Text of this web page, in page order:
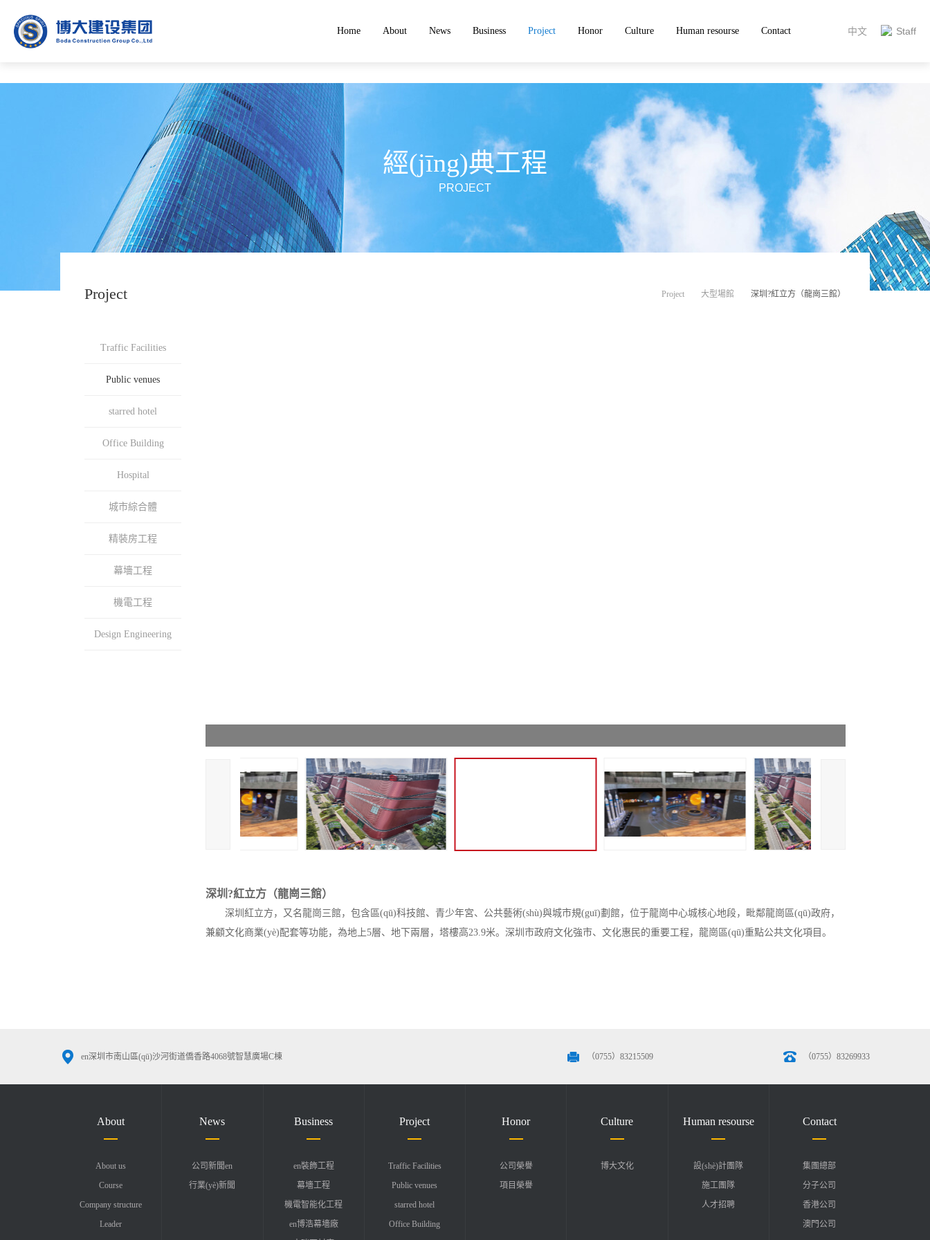
日韩人妻精品一区二区三区-蜜桃精品视频在线-青青成人在线-国产高清不卡av
Staff
中文
Home About News Business Project Honor Culture Human resourse Contact
經(jīng)典工程
PROJECT
Project
Traffic Facilities
Public venues
starred hotel
Office Building
Hospital
城市綜合體
精裝房工程
幕墻工程
機電工程
Design Engineering
Project 大型場館 深圳?紅立方（龍崗三館）
深圳?紅立方（龍崗三館）
深圳紅立方，又名龍崗三館，包含區(qū)科技館、青少年宮、公共藝術(shù)與城市規(guī)劃館，位于龍崗中心城核心地段，毗鄰龍崗區(qū)政府，
兼顧文化商業(yè)配套等功能，為地上5層、地下兩層，塔樓高23.9米。深圳市政府文化強市、文化惠民的重要工程，龍崗區(qū)重點公共文化項目。
en深圳市南山區(qū)沙河街道僑香路4068號智慧廣場C棟 （0755）83269933
（0755）83215509
About
About us
Course
Company structure
Leader
News
公司新聞en
行業(yè)新聞
Business
en裝飾工程
幕墻工程
機電智能化工程
en博浩幕墻廠
Project
Traffic Facilities
Public venues
starred hotel
Office Building
Honor
公司榮譽
項目榮譽
Culture
博大文化
Human resourse
設(shè)計團隊
施工團隊
人才招聘
Contact
集團總部
分子公司
香港公司
澳門公司